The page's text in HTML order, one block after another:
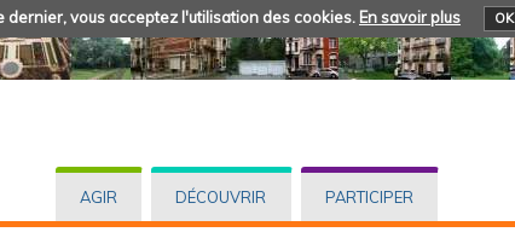
vous acceptez l'utilisation des cookies. En savoir plus OK
AGIR DÉCOUVRIR PARTICIPER